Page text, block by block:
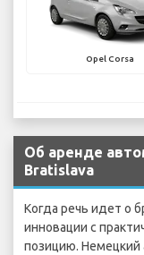
Opel Corsa
Об аренде
Bratislava
Когда речь идет о
инновации с
позицию.